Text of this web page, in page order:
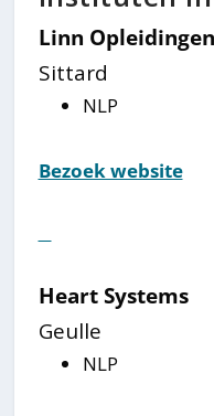
Linn Opleidingen
Sittard
NLP
Bezoek website
Heart Systems
Geulle
NLP